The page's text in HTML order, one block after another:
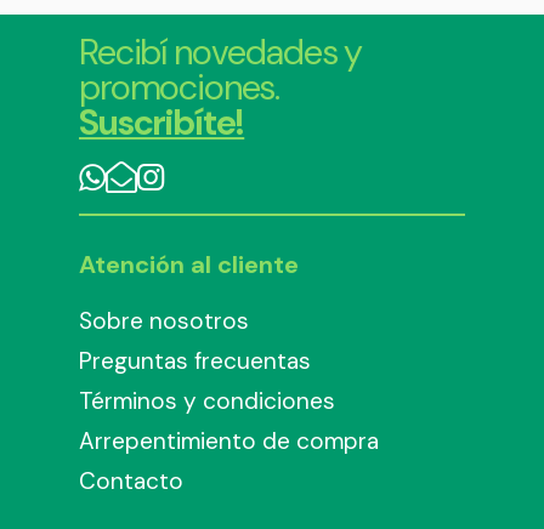
Recibí novedades y
promociones.
Suscribíte!
Atención al cliente
Sobre nosotros
Preguntas frecuentas
Términos y condiciones
Arrepentimiento de compra
Contacto